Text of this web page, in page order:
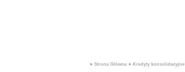
Strona Główna Kredyty konsolidacyjne